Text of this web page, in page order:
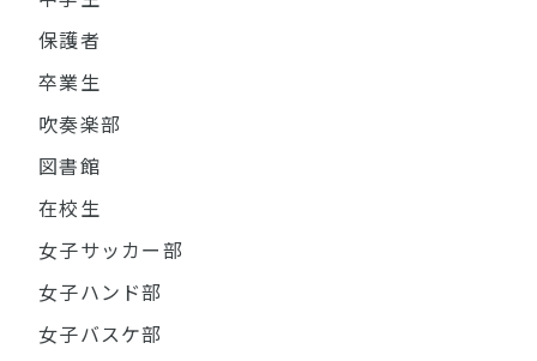
保護者
卒業生
吹奏楽部
図書館
在校生
女子サッカー部
女子ハンド部
女子バスケ部